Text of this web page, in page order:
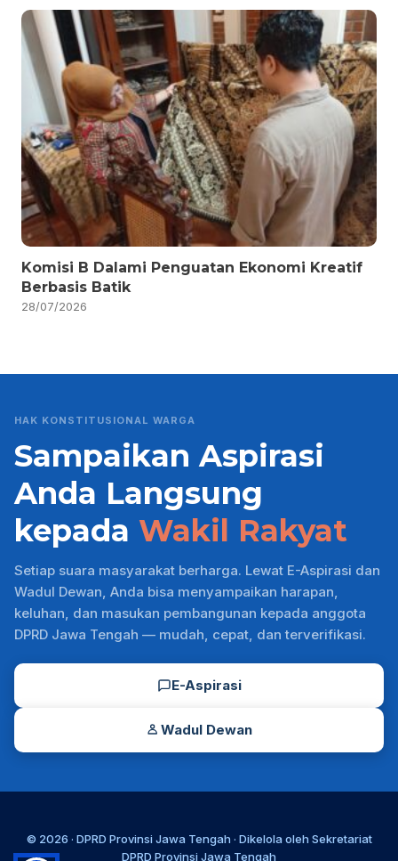
Komisi B Dalami Penguatan Ekonomi Kreatif
Berbasis Batik
28/07/2026
HAK KONSTITUSIONAL WARGA
Sampaikan Aspirasi
Anda Langsung
kepada Wakil Rakyat
Setiap suara masyarakat berharga. Lewat E-Aspirasi dan
Wadul Dewan, Anda bisa menyampaikan harapan,
keluhan, dan masukan pembangunan kepada anggota
DPRD Jawa Tengah — mudah, cepat, dan terverifikasi.
E-Aspirasi
Wadul Dewan
© 2026 · DPRD Provinsi Jawa Tengah · Dikelola oleh Sekretariat
DPRD Provinsi Jawa Tengah